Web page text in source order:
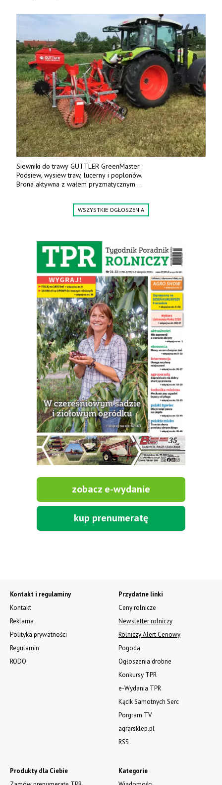
Siewniki do trawy GUTTLER GreenMaster.
Podsiew, wysiew traw, lucerny i poplonów.
Brona aktywna z wałem pryzmatycznym
Tel. 606 211 056, 507 158 699.
WSZYSTKIE OGŁOSZENIA
zobacz e-wydanie
kup prenumeratę
Kontakt i regulaminy
Kontakt
Reklama
Polityka prywatności
Regulamin
RODO
Kategorie
Produkty dla Ciebie
Przydatne linki
Ceny rolnicze
Newsletter rolniczy
Rolniczy Alert Cenowy
Pogoda
Ogłoszenia drobne
Konkursy TPR
e-Wydania TPR
Kącik Samotnych Serc
Porgram TV
agrarsklep.pl
RSS